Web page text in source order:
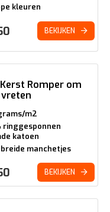
kleuren
BEKIJKEN
Romper om
m2
ringgesponnen
katoen
manchetjes
BEKIJKEN